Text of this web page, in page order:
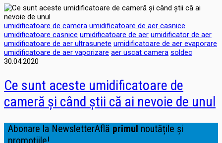
umidificatoare de camera umidificatoare de aer casnice
umidificatoare casnice umidificatoare de aer umidificator de aer
umidificatoare de aer ultrasunete umidificatoare de aer evaporare
umidificatoare de aer vaporizare aer uscat camera soldec
30.04.2020
Ce sunt aceste umidificatoare de
cameră și când știi că ai nevoie de unul
Abonare la NewsletterAflă primul noutățile și